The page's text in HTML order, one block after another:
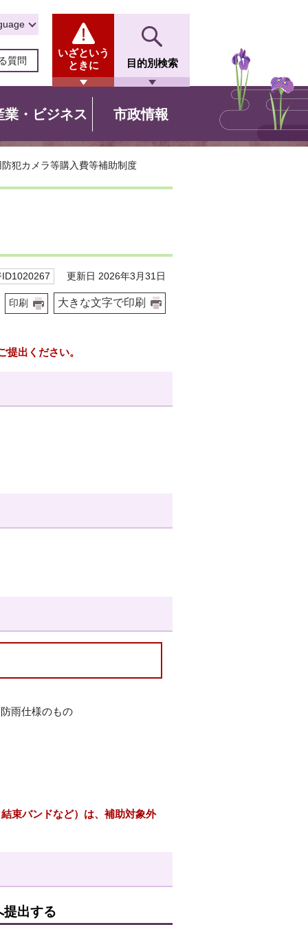
質問
いざという
ときに
目的別検索
業・ビジネス 市政情報
犯カメラ等購入費等補助制度
ID1020267 更新日 2026年3月31日
印刷 大きな文字で印刷
出ください。
雨仕様のもの
束バンドなど）は、補助対象外
提出する